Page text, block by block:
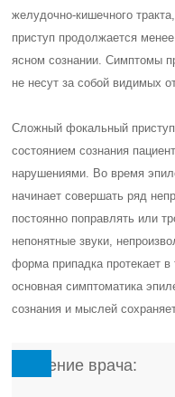
желудочно-кишечного
приступ продолжается
ясном сознании. Симптомы
не несут за собой видимых
Сложный фокальный
состоянием сознания
нарушениями. Во время
начинает совершать ряд
постоянно поправлять или
непонятные звуки,
форма припадка протекает
основная симптоматика
сознания и мыслей
Мнение врача: